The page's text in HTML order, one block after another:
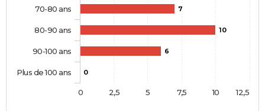
7
10
6
0
70-80 ans
80-90 ans
90-100 ans
Plus de 100 ans
0 10
2,5 5 7,5 12,5